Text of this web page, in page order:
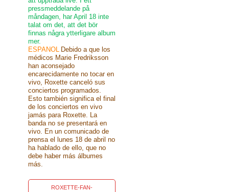
pressmeddelande på
måndagen, har April 18 inte
talat om det, att det bör
finnas några ytterligare album
mer.
ESPANOL Debido a que los
médicos Marie Fredriksson
han aconsejado
encarecidamente no tocar en
vivo, Roxette canceló sus
conciertos programados.
Esto también significa el final
de los conciertos en vivo
jamás para Roxette. La
banda no se presentará en
vivo. En un comunicado de
prensa el lunes 18 de abril no
ha hablado de ello, que no
debe haber más álbumes
más.
ROXETTE-FAN-